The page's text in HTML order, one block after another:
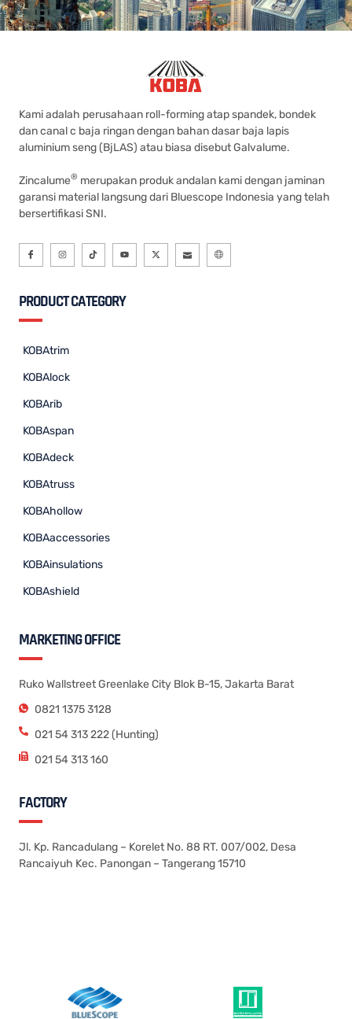
Kami adalah perusahaan roll-forming atap spandek, bondek
dan canal c baja ringan dengan bahan dasar baja lapis
aluminium seng (BjLAS) atau biasa disebut Galvalume.
Zincalume® merupakan produk andalan kami dengan jaminan
garansi material langsung dari Bluescope Indonesia yang telah
bersertifikasi SNI.
PRODUCT CATEGORY
KOBAtrim
KOBAlock
KOBArib
KOBAspan
KOBAdeck
KOBAtruss
KOBAhollow
KOBAaccessories
KOBAinsulations
KOBAshield
MARKETING OFFICE
Ruko Wallstreet Greenlake City Blok B-15, Jakarta Barat
0821 1375 3128
021 54 313 222 (Hunting)
021 54 313 160
FACTORY
Jl. Kp. Rancadulang – Korelet No. 88 RT. 007/002, Desa
Rancaiyuh Kec. Panongan – Tangerang 15710